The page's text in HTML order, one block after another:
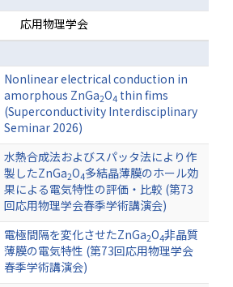
応用物理学会
Nonlinear electrical conduction in
amorphous ZnGa2O4 thin fims
(Superconductivity Interdisciplinary
Seminar 2026)
水熱合成法およびスパッタ法により作
製したZnGa2O4多結晶薄膜のホール効
果による電気特性の評価・比較 (第73
回応用物理学会春季学術講演会)
電極間隔を変化させたZnGa2O4非晶質
薄膜の電気特性 (第73回応用物理学会
春季学術講演会)